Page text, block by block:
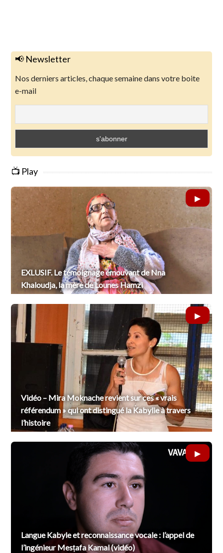
📢 Newsletter
Nos derniers articles, chaque semaine dans votre boite
e-mail
📺 Play
EXLUSIF. Le témoignage émouvant de Nna
Khaloudja, la mère de Lounes Hamzi
Vidéo – Mira Moknache revient sur ces « vrais
référendum » qui ont distingué la Kabylie à travers
l’histoire
Langue Kabyle et reconnaissance vocale : l’appel de
l’ingénieur Mesṭafa Kamal (vidéo)